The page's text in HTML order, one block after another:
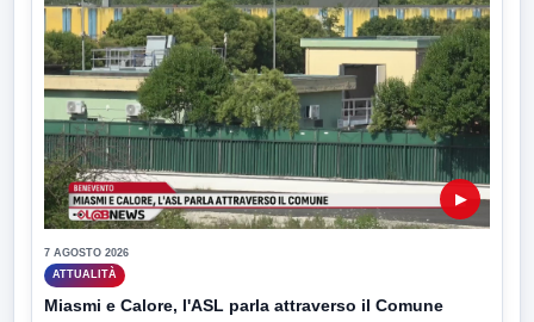
▶
7 AGOSTO 2026
ATTUALITÀ
Miasmi e Calore, l'ASL parla attraverso il Comune